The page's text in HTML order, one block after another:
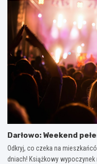
Darłowo: Weekend
Odkryj, co czeka na
dniach! Książkowy